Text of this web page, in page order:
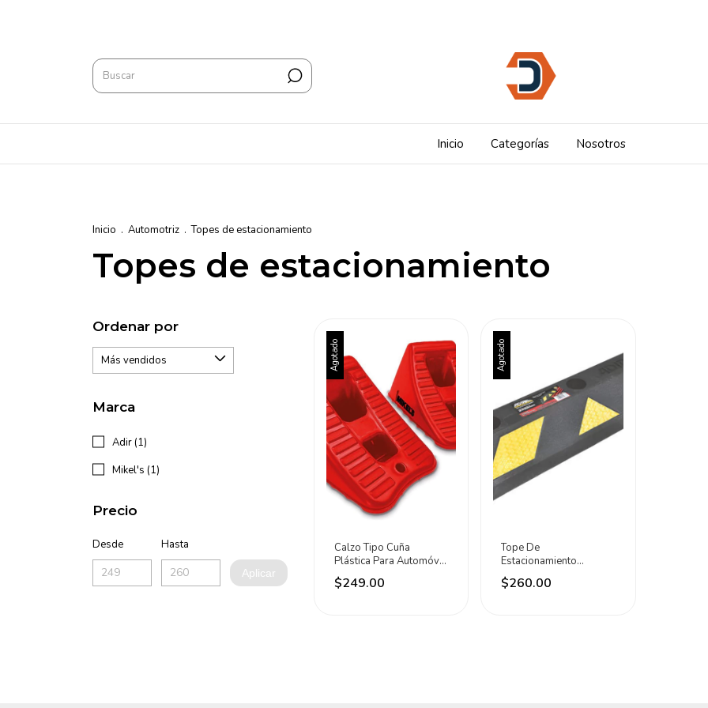
Inicio Categorías Nosotros
Inicio . Automotriz . Topes de estacionamiento
Topes de estacionamiento
Ordenar por
Marca
Adir (1)
Mikel's (1)
Precio
Desde Hasta
Aplicar
Agotado
Calzo Tipo Cuña
Plástica Para Automóvil
4 Toneladas Mikels Rojo
$249.00
Agotado
Tope De
Estacionamiento
Medidas 55 X 15 X 10
Cm Adir Negro
$260.00